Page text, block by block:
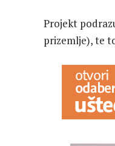
Projekt
prizemlje), te